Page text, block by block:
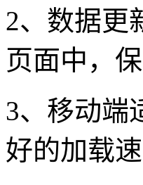
2、数据更
页面中，
3、移动端
好的加载